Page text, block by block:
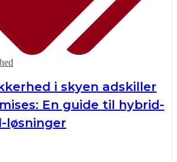
i skyen adskiller
En guide til hybrid-
løsninger